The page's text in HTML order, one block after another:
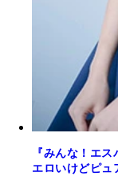
『みんな！エ
エロいけどピュ